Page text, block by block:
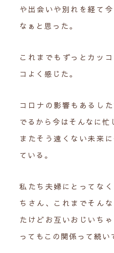
や出会いや別れを経て
なぁと思った。
これまでもずっとカッ
コよく感じた。
コロナの影響もあるし
でるから今はそんなに忙
またそう遠くない未来
ている。
私たち夫婦にとってな
ちさん、これまでそん
たけどお互いおじいち
ってもこの関係って続い